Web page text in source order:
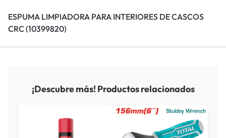
ESPUMA LIMPIADORA PARA INTERIORES DE CASCOS
CRC (10399820)
¡Descubre más! Productos relacionados